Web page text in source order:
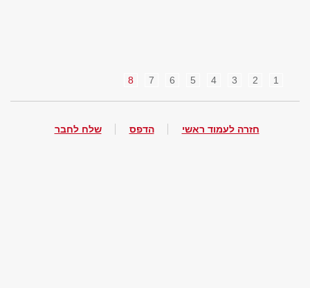
1
2
3
4
5
6
7
8
חזרה לעמוד ראשי הדפס שלח לחבר